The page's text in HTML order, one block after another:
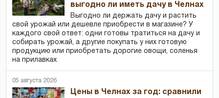
выгодно ли иметь дачу в Челнах
Выгодно ли держать дачу и растить
свой урожай или дешевле приобрести в магазине? У
каждого свой ответ: одни готовы тратиться на дачу и
собирать урожай, а другие покупать у них готовую
продукцию или приобретать дорогие овощи, соленья
на прилавках
05 августа 2026
Цены в Челнах за год: сравнили